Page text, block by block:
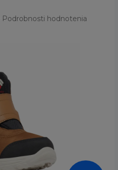
Podrobnosti hodnotenia